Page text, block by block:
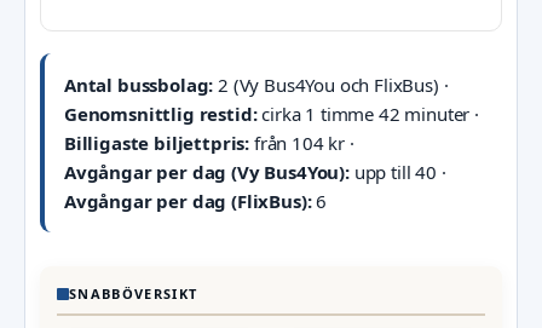
Antal bussbolag: 2 (Vy Bus4You och FlixBus) ·
Genomsnittlig restid:cirka 1 timme 42 minuter ·
Billigaste biljettpris: från 104 kr ·
Avgångar per dag (Vy Bus4You):upp till 40 ·
Avgångar per dag (FlixBus):6
SNABBÖVERSIKT